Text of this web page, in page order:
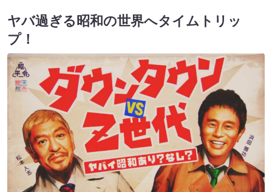
ヤバ過ぎる昭和の世界へタイムトリッ
プ！